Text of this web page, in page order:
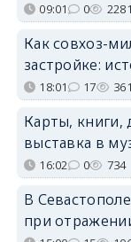
09:01 0 2281
Как совхоз-
застройке:
18:01 17
Карты, книги,
выставка в
16:02 0 734
В
при